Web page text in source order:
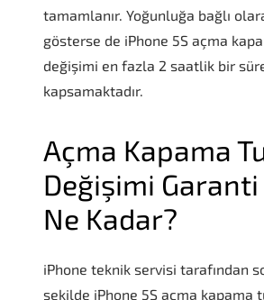
tamamlanır. Yoğunluğa bağlı
gösterse de iPhone 5S açma
değişimi en fazla 2 saatlik bir
kapsamaktadır.
Açma Kapama
Değişimi Garanti
Ne Kadar?
iPhone teknik servisi tarafından
şekilde iPhone 5S açma kapama